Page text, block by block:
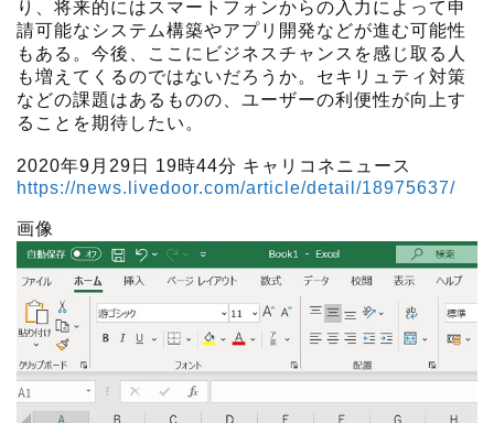
り、将来的にはスマートフォンからの入力によって申
請可能なシステム構築やアプリ開発などが進む可能性
もある。今後、ここにビジネスチャンスを感じ取る人
も増えてくるのではないだろうか。セキリュティ対策
などの課題はあるものの、ユーザーの利便性が向上す
ることを期待したい。
2020年9月29日 19時44分 キャリコネニュース
https://news.livedoor.com/article/detail/18975637/
画像